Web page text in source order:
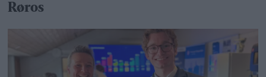
Røros